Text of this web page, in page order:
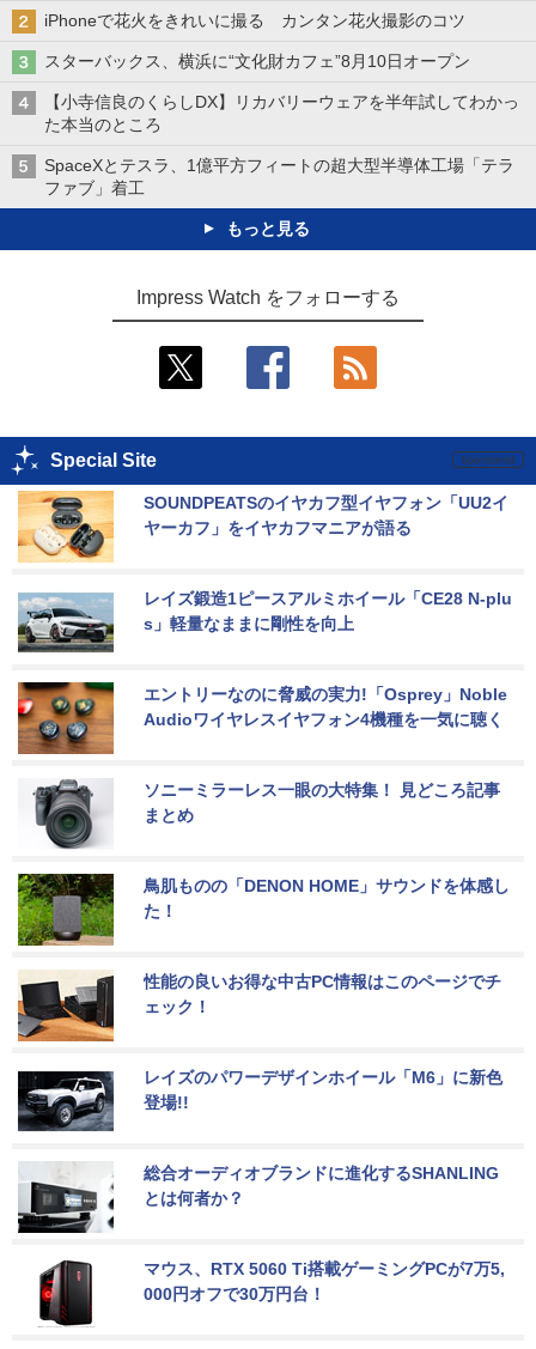
iPhoneで花火をきれいに撮る カンタン花火撮影のコツ
スターバックス、横浜に“文化財カフェ”8月10日オープン
【小寺信良のくらしDX】リカバリーウェアを半年試してわかっ
た本当のところ
SpaceXとテスラ、1億平方フィートの超大型半導体工場「テラ
ファブ」着工
もっと見る
Impress Watch をフォローする
Special Site
SOUNDPEATSのイヤカフ型イヤフォン「UU2イ
ヤーカフ」をイヤカフマニアが語る
レイズ鍛造1ピースアルミホイール「CE28 N-plu
s」軽量なままに剛性を向上
エントリーなのに脅威の実力!「Osprey」Noble
Audioワイヤレスイヤフォン4機種を一気に聴く
ソニーミラーレス一眼の大特集！ 見どころ記事
まとめ
鳥肌ものの「DENON HOME」サウンドを体感し
た！
性能の良いお得な中古PC情報はこのページでチ
ェック！
レイズのパワーデザインホイール「M6」に新色
登場!!
総合オーディオブランドに進化するSHANLING
とは何者か？
マウス、RTX 5060 Ti搭載ゲーミングPCが7万5,
000円オフで30万円台！